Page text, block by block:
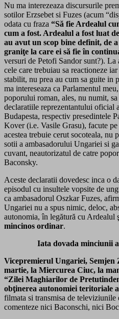
Nu ma interezeaza discursurile
sotilor Erzsebet si Fuzes (acum
odata cu fraza “Să fie Ardealul
cum a fost. Ardealul a fost luat
au avut un scop bine definit, de
graniţe la care ei să fie în
versuri de Petofi Sandor sunt?).
cele care trebuiau sa reactioneze
stabilit, nu prea au cum sa guite in
ma intereseaza ca Parlamentul
poporului roman, ales, nu numit,
declaratiile reprezentantului oficial
Budapesta, respectiv presedintele
Kover (i.e. Vasile Grasu), facute
acestea trebuie cerut socoteala, nu
sotii a ambasadorului Ungariei si
cuvant, neautorizatul de catre
Baconsky.
Aceste declaratii dovedesc inca o
episodul cu insultele vopsite de
ca ambasadorul Oszkar Fuzes,
Ungariei nu a spus nimic, deloc,
autonomia, în legătură cu Ardealul
mincinos ordinar.
Iata dovada minciunii
Vicepremierul Ungariei, Semjen
martie, la Miercurea Ciuc, la
“Zilei Maghiarilor de
obţinerea autonomiei teritoriale
filmata si transmisa de televiziunile
comenteze nici Baconschi, nici